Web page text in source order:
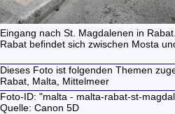
Eingang nach St. Magdalenen in Rabat.
Rabat befindet sich zwischen Mosta
Dieses Foto ist folgenden Themen
Rabat, Malta,
Mittelmeer
Foto-ID: "malta - malta-rabat-st-
Quelle: Canon 5D